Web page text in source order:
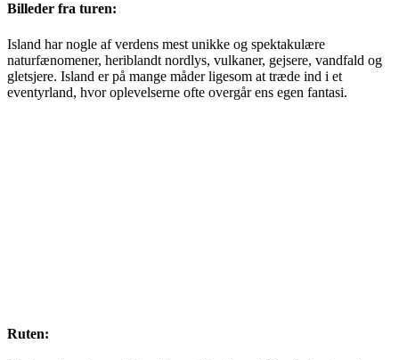
Billeder fra turen:
Island har nogle af verdens mest unikke og spektakulære
naturfænomener, heriblandt nordlys, vulkaner, gejsere, vandfald og
gletsjere. Island er på mange måder ligesom at træde ind i et
eventyrland, hvor oplevelserne ofte overgår ens egen fantasi.
Ruten: